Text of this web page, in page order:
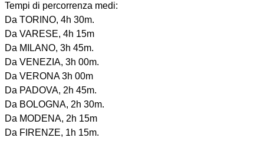
Tempi di percorrenza medi:
Da TORINO, 4h 30m.
Da VARESE, 4h 15m
Da MILANO, 3h 45m.
Da VENEZIA, 3h 00m.
Da VERONA 3h 00m
Da PADOVA, 2h 45m.
Da BOLOGNA, 2h 30m.
Da MODENA, 2h 15m
Da FIRENZE, 1h 15m.